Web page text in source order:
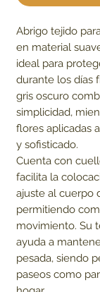
Abrigo tejido
en material
ideal para
durante los días
gris oscuro
simplicidad,
flores aplicadas
y sofisticado.
Cuenta con
facilita la
ajuste al cuerpo
permitiendo
movimiento. Su
ayuda a
pesada, siendo
paseos como